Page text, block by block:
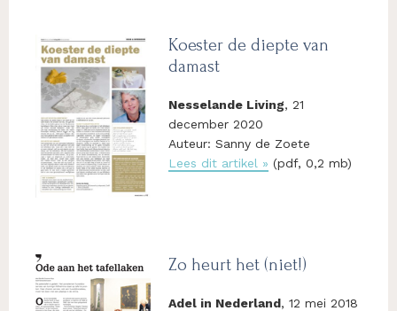
Koester de diepte van
damast
Nesselande Living, 21
december 2020
Auteur: Sanny de Zoete
Lees dit artikel » (pdf, 0,2 mb)
Zo heurt het (niet!)
Adel in Nederland, 12 mei 2018